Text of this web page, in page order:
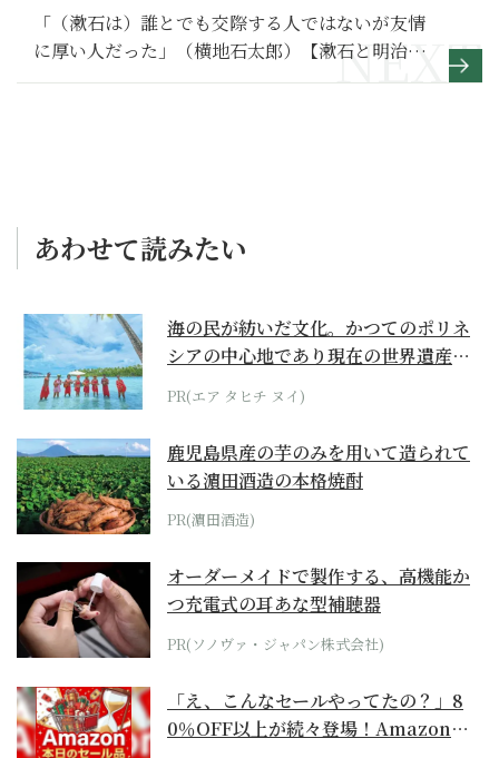
「（漱石は）誰とでも交際する人ではないが友情
に厚い人だった」（横地石太郎）【漱石と明治人
のことば54】
あわせて読みたい
海の民が紡いだ文化。かつてのポリネ
シアの中心地であり現在の世界遺産か
らみえてくる...
PR(エア タヒチ ヌイ)
鹿児島県産の芋のみを用いて造られて
いる濵田酒造の本格焼酎
PR(濵田酒造)
オーダーメイドで製作する、高機能か
つ充電式の耳あな型補聴器
PR(ソノヴァ・ジャパン株式会社)
「え、こんなセールやってたの？」8
0％OFF以上が続々登場！Amazonの